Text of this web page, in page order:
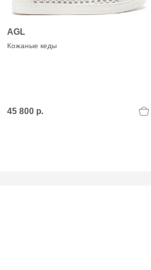
AGL
Кожаные кеды
45 800 р.